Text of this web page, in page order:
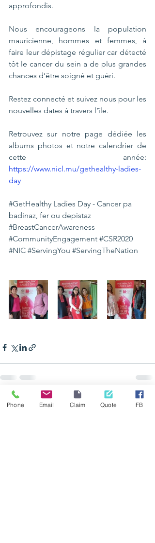
approfondis.
Nous encourageons la population
mauricienne, hommes et femmes, à
faire leur dépistage régulier car détecté
tôt le cancer du sein a de plus grandes
chances d’être soigné et guéri.
Restez connecté et suivez nous pour les
nouvelles dates à travers l’île.
Retrouvez sur notre page dédiée les
albums photos et notre calendrier de
https://www.nicl.mu/gethealthy-ladies-
day
#GetHealthy Ladies Day - Cancer pa
badinaz, fer ou depistaz
#BreastCancerAwareness
#CommunityEngagement #CSR2020
#NIC #ServingYou #ServingTheNation
Recent Posts See All
Phone Email Claim Quote FB